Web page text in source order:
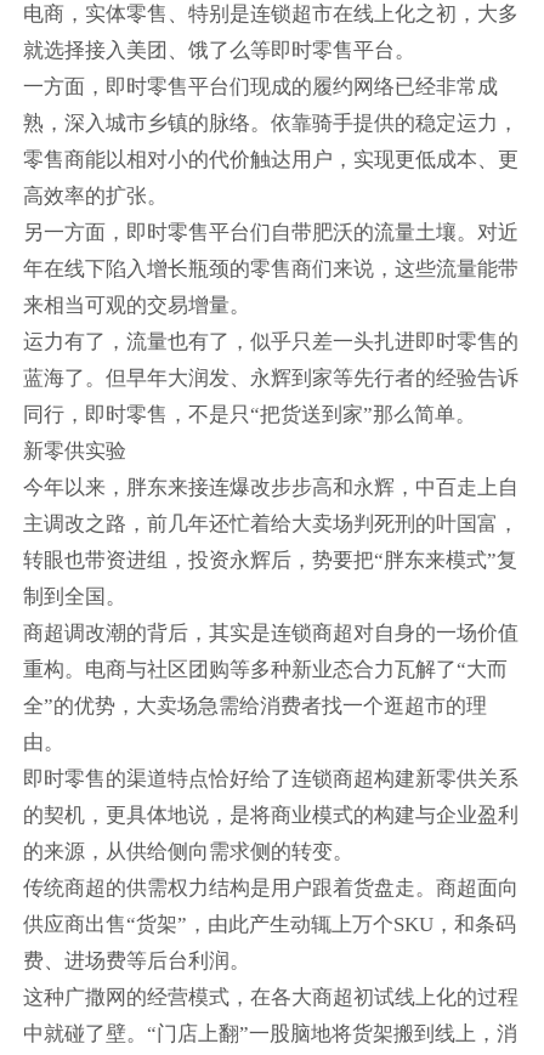
电商，实体零售、特别是连锁超市在线上化之初，大多
就选择接入美团、饿了么等即时零售平台。
一方面，即时零售平台们现成的履约网络已经非常成
熟，深入城市乡镇的脉络。依靠骑手提供的稳定运力，
零售商能以相对小的代价触达用户，实现更低成本、更
高效率的扩张。
另一方面，即时零售平台们自带肥沃的流量土壤。对近
年在线下陷入增长瓶颈的零售商们来说，这些流量能带
来相当可观的交易增量。
运力有了，流量也有了，似乎只差一头扎进即时零售的
蓝海了。但早年大润发、永辉到家等先行者的经验告诉
同行，即时零售，不是只“把货送到家”那么简单。
新零供实验
今年以来，胖东来接连爆改步步高和永辉，中百走上自
主调改之路，前几年还忙着给大卖场判死刑的叶国富，
转眼也带资进组，投资永辉后，势要把“胖东来模式”复
制到全国。
商超调改潮的背后，其实是连锁商超对自身的一场价值
重构。电商与社区团购等多种新业态合力瓦解了“大而
全”的优势，大卖场急需给消费者找一个逛超市的理
由。
即时零售的渠道特点恰好给了连锁商超构建新零供关系
的契机，更具体地说，是将商业模式的构建与企业盈利
的来源，从供给侧向需求侧的转变。
传统商超的供需权力结构是用户跟着货盘走。商超面向
供应商出售“货架”，由此产生动辄上万个SKU，和条码
费、进场费等后台利润。
这种广撒网的经营模式，在各大商超初试线上化的过程
中就碰了壁。“门店上翻”一股脑地将货架搬到线上，消